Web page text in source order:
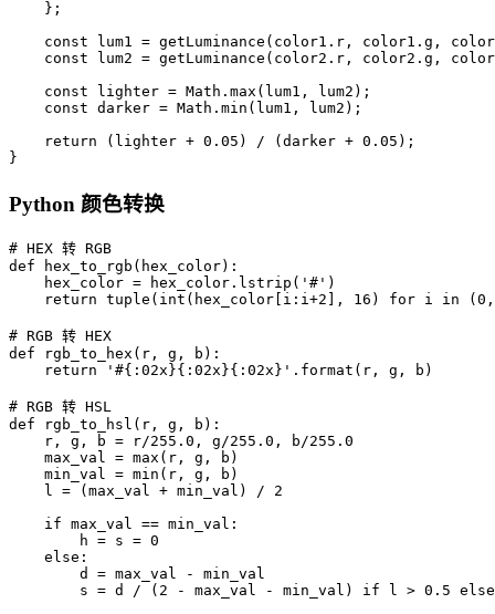
    };
const lum1 = getLuminance(color1.r, color1.g,
const lum2 = getLuminance(color2.r, color2.g,
    const lighter = Math.max(lum1, lum2);
    const darker = Math.min(lum1, lum2);
    return (lighter + 0.05) / (darker + 0.05);
}
Python 颜色转换
# HEX 转 RGB
def hex_to_rgb(hex_color):
    hex_color = hex_color.lstrip('#')
return tuple(int(hex_color[i:i+2], 16) for i in
# RGB 转 HEX
def rgb_to_hex(r, g, b):
    return '#{:02x}{:02x}{:02x}'.format(r, g, b)
# RGB 转 HSL
def rgb_to_hsl(r, g, b):
    r, g, b = r/255.0, g/255.0, b/255.0
    max_val = max(r, g, b)
    min_val = min(r, g, b)
    l = (max_val + min_val) / 2
    if max_val == min_val:
        h = s = 0
    else:
        d = max_val - min_val
s = d / (2 - max_val - min_val) if l > 0.5